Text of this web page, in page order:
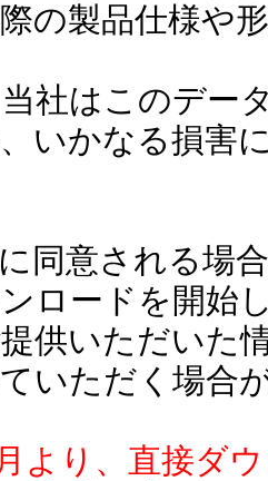
の製品仕様や
社はこのデー
いかなる損害
同意される場
ロードを開始
供いただいた
いただく場合
より、直接ダ